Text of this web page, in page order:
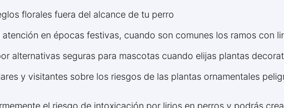
florales fuera del alcance de tu perro
atención en épocas festivas, cuando son comunes los ramos con
alternativas seguras para mascotas cuando elijas plantas
y visitantes sobre los riesgos de las plantas ornamentales
el riesgo de intoxicación por lirios en perros y podrás